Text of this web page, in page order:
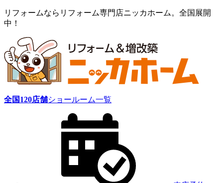
リフォームならリフォーム専門店ニッカホーム。全国展開
中！
全国120店舗ショールーム一覧